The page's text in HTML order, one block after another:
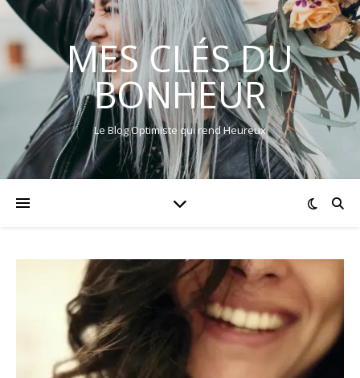
MES CLÉS DU
BONHEUR
Le Blog Optimiste qui rend Heureux